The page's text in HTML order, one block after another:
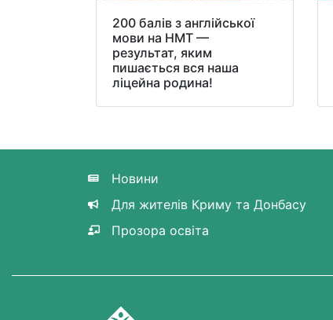
200 балів з англійської
мови на НМТ —
результат, яким
пишається вся наша
ліцейна родина!
Новини
Для жителів Криму та Донбасу
Прозора освіта